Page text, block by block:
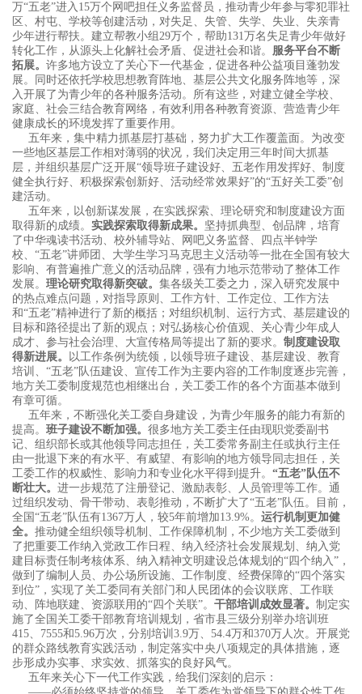
万“五老”进入15万个网吧担任义务监督员，推动青少年参与零犯罪社
区、村屯、学校等创建活动，对失足、失管、失学、失业、失亲青
少年进行帮扶。建立帮教小组29万个，帮助131万名失足青少年做好
转化工作，从源头上化解社会矛盾、促进社会和谐。 服务平台不断
拓展。 许多地方设立了关心下一代基金，促进各种公益项目蓬勃发
展。同时还依托学校思想教育阵地、基层公共文化服务阵地等，深
入开展了为青少年的各种服务活动。所有这些，对建立健全学校、
家庭、社会三结合教育网络，有效利用各种教育资源、营造青少年
健康成长的环境发挥了重要作用。
五年来，集中精力抓基层打基础，努力扩大工作覆盖面。为改变
一些地区基层工作相对薄弱的状况，我们决定用三年时间大抓基
层，并组织基层广泛开展“领导班子建设好、五老作用发挥好、制度
健全执行好、积极探索创新好、活动经常效果好”的“五好关工委”创
建活动。
五年来，以创新谋发展，在实践探索、理论研究和制度建设方面
取得新的成绩。 实践探索取得新成果。 坚持抓典型、创品牌，培育
了中华魂读书活动、校外辅导站、网吧义务监督、四点半钟学
校、“五老”讲师团、大学生学习马克思主义活动等一批在全国有较大
影响、有普遍推广意义的活动品牌，强有力地示范带动了整体工作
发展。 理论研究取得新突破。 集各级关工委之力，深入研究发展中
的热点难点问题，对指导原则、工作方针、工作定位、工作方法
和“五老”精神进行了新的概括；对组织机制、运行方式、基层建设的
目标和路径提出了新的观点；对弘扬核心价值观、关心青少年成人
成才、参与社会治理、大宣传格局等提出了新的要求。 制度建设取
得新进展。
以工作条例为统领，以领导班子建设、基层建设、教育
培训、“五老”队伍建设、宣传工作为主要内容的工作制度逐步完善，
地方关工委制度规范也相继出台，关工委工作的各个方面基本做到
有章可循。
五年来，不断强化关工委自身建设，为青少年服务的能力有新的
提高。 班子建设不断加强。 很多地方关工委主任由现职党委副书
记、组织部长或其他领导同志担任，关工委常务副主任或执行主任
由一批退下来的有水平、有威望、有影响的地方领导同志担任，关
工委工作的权威性、影响力和专业化水平得到提升。 “五老”队伍不
断壮大。 进一步规范了注册登记、激励表彰、人员管理等工作。通
过组织发动、骨干带动、表彰推动，不断扩大了“五老”队伍。目前，
全国“五老”队伍有1367万人，较5年前增加13.9%。 运行机制更加健
全。 推动健全组织领导机制、工作保障机制，不少地方关工委做到
了把重要工作纳入党政工作日程、纳入经济社会发展规划、纳入党
建目标责任制考核体系、纳入精神文明建设总体规划的“四个纳入”，
做到了编制人员、办公场所设施、工作制度、经费保障的“四个落实
到位”，实现了关工委同有关部门和人民团体的会议联席、工作联
动、阵地联建、资源联用的“四个关联”。 干部培训成效显著。 制定实
施了全国关工委干部教育培训规划，省市县三级分别举办培训班
415、7555和5.96万次，分别培训3.9万、54.4万和370万人次。开展党
的群众路线教育实践活动，制定落实中央八项规定的具体措施，逐
步形成办实事、求实效、抓落实的良好风气。
五年来关心下一代工作实践，给我们深刻的启示：